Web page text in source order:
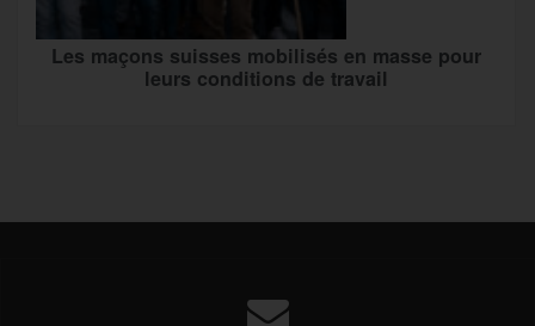
Les maçons suisses mobilisés en masse pour
leurs conditions de travail